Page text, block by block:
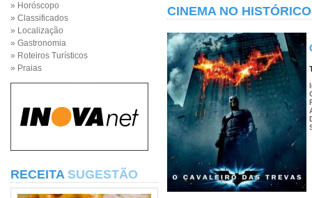
» Horóscopo
» Classificados
» Localização
» Gastronomia
» Roteiros Turísticos
» Praias
RECEITA SUGESTÃO
CINEMA NO HISTÓRICO